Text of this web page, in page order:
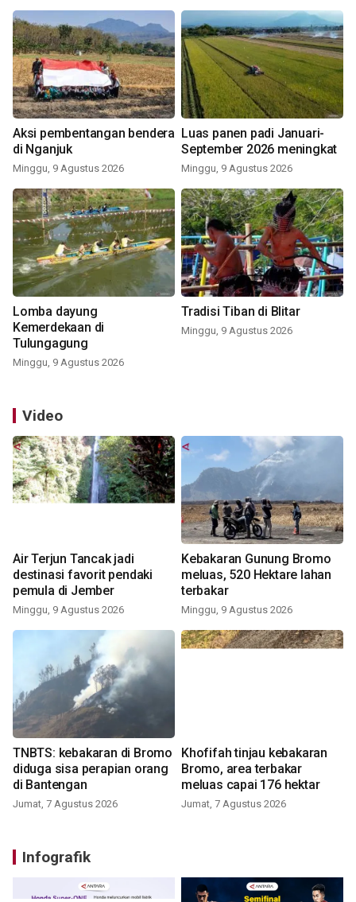
Aksi pembentangan bendera
di Nganjuk
Minggu, 9 Agustus 2026
Luas panen padi Januari-
September 2026 meningkat
Minggu, 9 Agustus 2026
Lomba dayung
Kemerdekaan di
Tulungagung
Minggu, 9 Agustus 2026
Tradisi Tiban di Blitar
Minggu, 9 Agustus 2026
Video
Air Terjun Tancak jadi
destinasi favorit pendaki
pemula di Jember
Minggu, 9 Agustus 2026
Kebakaran Gunung Bromo
meluas, 520 Hektare lahan
terbakar
Minggu, 9 Agustus 2026
TNBTS: kebakaran di Bromo
diduga sisa perapian orang
di Bantengan
Jumat, 7 Agustus 2026
Khofifah tinjau kebakaran
Bromo, area terbakar
meluas capai 176 hektar
Jumat, 7 Agustus 2026
Infografik